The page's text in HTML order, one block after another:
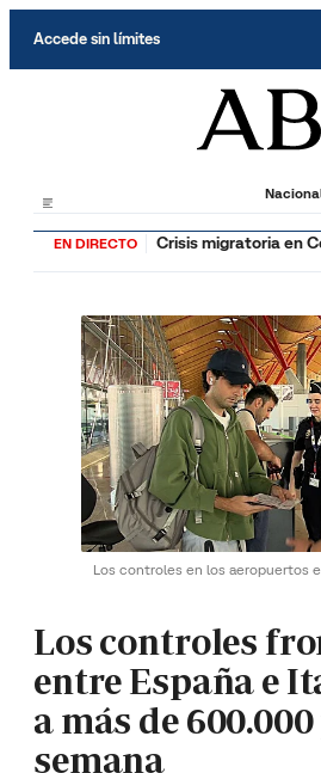
Accede sin límites
EN DIRECTO Crisis migratoria en
Los controles en los aeropuertos
Los controles
entre España e
a más de
semana